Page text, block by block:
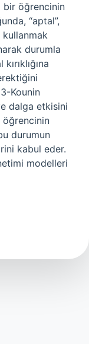
bir öğrencinin
“aptal”,
kullanmak
durumla
Kounin
dalga etkisini
öğrencinin
durumun
kabul eder.
modelleri